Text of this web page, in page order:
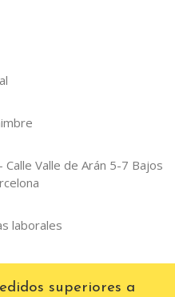
Calle Valle de Arán 5-7 Bajos
laborales
superiores a